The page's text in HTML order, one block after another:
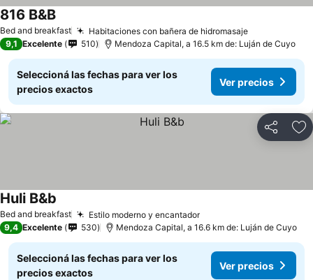
Bed and breakfast Habitaciones con bañera de hidromasaje
816 B&B
9,1 Excelente 510 Mendoza Capital, a 16.5 km de: Luján de Cuyo
Seleccioná las fechas para ver los
precios exactos
Ver precios
Compartir
Bed and breakfast Estilo moderno y encantador
Huli B&b
9,4 Excelente 530 Mendoza Capital, a 16.6 km de: Luján de Cuyo
Seleccioná las fechas para ver los
precios exactos
Ver precios